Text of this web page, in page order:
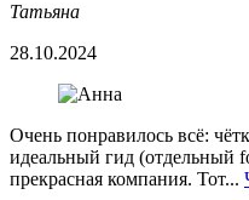
Татьяна
28.10.2024
Очень понравилось всё:
идеальный гид (отдельный
прекрасная компания. Тот...